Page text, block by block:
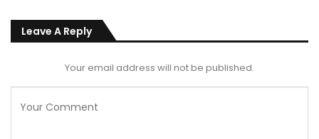
Leave A Reply
Your email address will not be published.